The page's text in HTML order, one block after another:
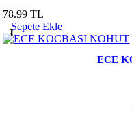
78.99 TL
1
Sepete Ekle
ECE